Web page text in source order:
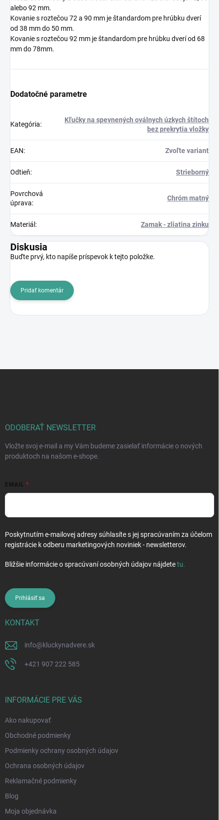
alebo 92 mm.
Kovanie s roztečou 72 a 90 mm je štandardom pre hrúbku dverí
od 38 mm do 50 mm.
Kovanie s roztečou 92 mm je štandardom pre hrúbku dverí od 68
mm do 78mm.
Dodatočné parametre
Kategória:
Kľučky na spevnených oválnych úzkych štítoch
bez prekrytia vložky
EAN: Zvoľte variant
Odtieň: Strieborný
Povrchová
úprava:
Chróm matný
Materiál : Zamak - zliatina zinku
Diskusia
Buďte prvý, kto napíše príspevok k tejto položke.
Pridať komentár
ODOBERAŤ NEWSLETTER
Vložte svoj e-mail a my Vám budeme zasielať informácie o nových
produktoch na našom e-shope.
EMAIL
Poskytnutím e-mailovej adresy súhlasíte s jej spracúvaním za účelom
registrácie k odberu marketingových noviniek - newsletterov.
Bližšie informácie o spracúvaní osobných údajov nájdetetu.
Prihlásiť sa
KONTAKT
info@kluckynadvere.sk
+421 907 222 585
INFORMÁCIE PRE VÁS
Ako nakupovať
Obchodné podmienky
Podmienky ochrany osobných údajov
Ochrana osobných údajov
Reklamačné podmienky
Blog
Moja objednávka